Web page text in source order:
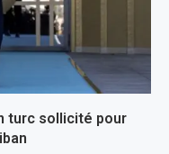
turc sollicité pour